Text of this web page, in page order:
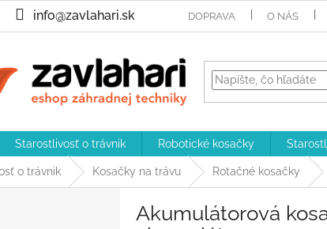
info@zavlahari.sk DOPRAVA O NÁS
Starostlivosť o trávnik Robotické kosačky
o trávnik Kosačky na trávu Rotačné kosačky
Akumulátorová